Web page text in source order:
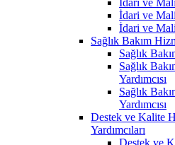
İdari ve
İdari ve
Sağlık Bakım
Sağlık
Sağlık
Yardımcısı
Sağlık
Yardımcısı
Destek ve Kalite
Yardımcıları
Destek ve